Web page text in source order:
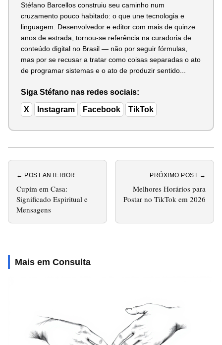
Stéfano Barcellos construiu seu caminho num
cruzamento pouco habitado: o que une tecnologia e
linguagem. Desenvolvedor e editor com mais de quinze
anos de estrada, tornou-se referência na curadoria de
conteúdo digital no Brasil — não por seguir fórmulas,
mas por se recusar a tratar como coisas separadas o ato
de programar sistemas e o ato de produzir sentido...
Siga Stéfano nas redes sociais:
X Instagram Facebook TikTok
← POST ANTERIOR
Cupim em Casa:
Significado Espiritual e
Mensagens
PRÓXIMO POST →
Melhores Horários para
Postar no TikTok em 2026
Mais em Consulta